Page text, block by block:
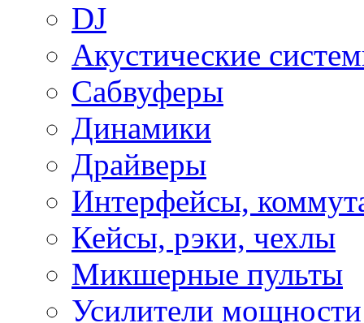
DJ
Акустические
Сабвуферы
Динамики
Драйверы
Интерфейсы,
Кейсы, рэки, чехлы
Микшерные пульты
Усилители мощности